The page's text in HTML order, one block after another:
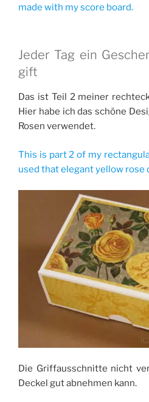
made with my score board.
Jeder Tag ein
gift
Das ist Teil 2 meiner
Hier habe ich das schöne
Rosen verwendet.
This is part 2 of my
used that elegant yellow rose
Die Griffausschnitte nicht
Deckel gut abnehmen kann.